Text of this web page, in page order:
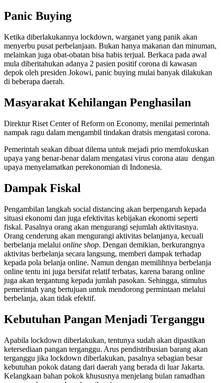
Panic Buying
Ketika diberlakukannya lockdown, warganet yang panik akan
menyerbu pusat perbelanjaan. Bukan hanya makanan dan minuman,
melainkan juga obat-obatan bisa habis terjual. Berkaca pada awal
mula diberitahukan adanya 2 pasien positif corona di kawasan
depok oleh presiden Jokowi, panic buying mulai banyak dilakukan
di beberapa daerah.
Masyarakat Kehilangan Penghasilan
Direktur Riset Center of Reform on Economy, menilai pemerintah
nampak ragu dalam mengambil tindakan dratsis mengatasi corona.
Pemerintah seakan dibuat dilema untuk mejadi prio memfokuskan
upaya yang benar-benar dalam mengatasi virus corona atau dengan
upaya menyelamatkan perekonomian di Indonesia.
Dampak Fiskal
Pengambilan langkah social distancing akan berpengaruh kepada
situasi ekonomi dan juga efektivitas kebijakan ekonomi seperti
fiskal. Pasalnya orang akan mengurangi sejumlah aktivitasnya.
Orang cenderung akan mengurangi aktivitas belanjanya, kecuali
berbelanja melalui online shop. Dengan demikian, berkurangnya
aktivitas berbelanja secara langsung, memberi dampak terhadap
kepada pola belanja online. Namun dengan memilihnya berbelanja
online tentu ini juga bersifat relatif terbatas, karena barang online
juga akan tergantung kepada jumlah pasokan. Sehingga, stimulus
pemerintah yang bertujuan untuk mendorong permintaan melalui
berbelanja, akan tidak efektif.
Kebutuhan Pangan Menjadi Terganggu
Apabila lockdown diberlakukan, tentunya sudah akan dipastikan
ketersediaan pangan terganggu. Arus pendistribusian barang akan
terganggu jika lockdown diberlakukan, pasalnya sebagian besar
kebutuhan pokok datang dari daerah yang berada di luar Jakarta.
Kelangkaan bahan pokok khususnya menjelang bulan ramadhan